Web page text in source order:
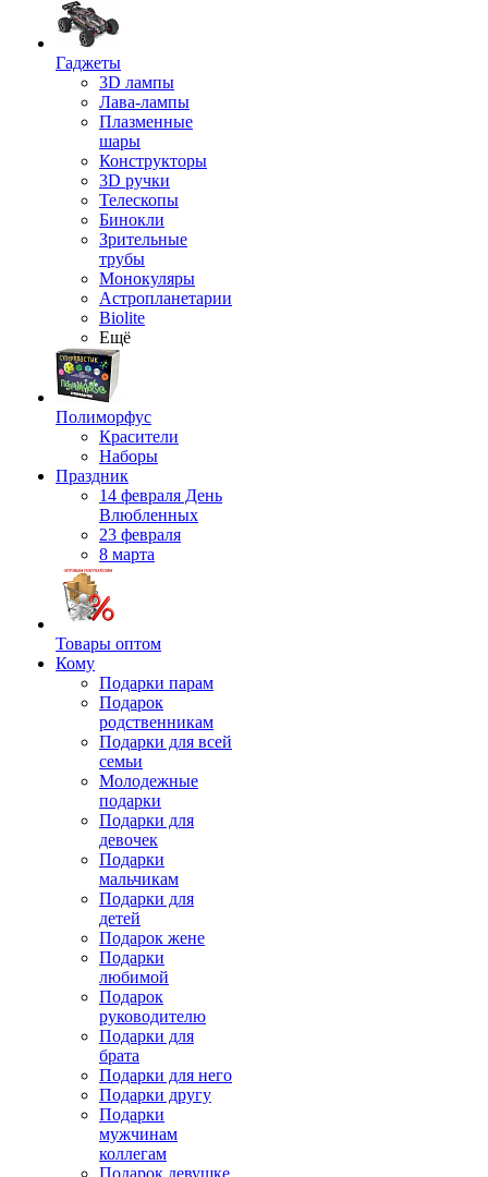
Гаджеты
3D лампы
Лава-лампы
Плазменные
шары
Конструкторы
3D ручки
Телескопы
Бинокли
Зрительные
трубы
Монокуляры
Астропланетарии
Biolite
Ещё
Полиморфус
Красители
Наборы
Праздник
14 февраля День
Влюбленных
23 февраля
8 марта
Товары оптом
Кому
Подарки парам
Подарок
родственникам
Подарки для всей
семьи
Молодежные
подарки
Подарки для
девочек
Подарки
мальчикам
Подарки для
детей
Подарок жене
Подарки
любимой
Подарок
руководителю
Подарки для
брата
Подарки для него
Подарки другу
Подарки
мужчинам
коллегам
Подарок девушке